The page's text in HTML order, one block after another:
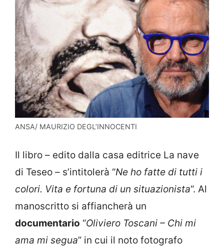
ANSA/ MAURIZIO DEGL’INNOCENTI
Il libro – edito dalla casa editrice La nave
di Teseo – s’intitolerà “Ne ho fatte di tutti i
colori. Vita e fortuna di un situazionista“. Al
manoscritto si affiancherà un
documentario “Oliviero Toscani – Chi mi
ama mi segua” in cui il noto fotografo